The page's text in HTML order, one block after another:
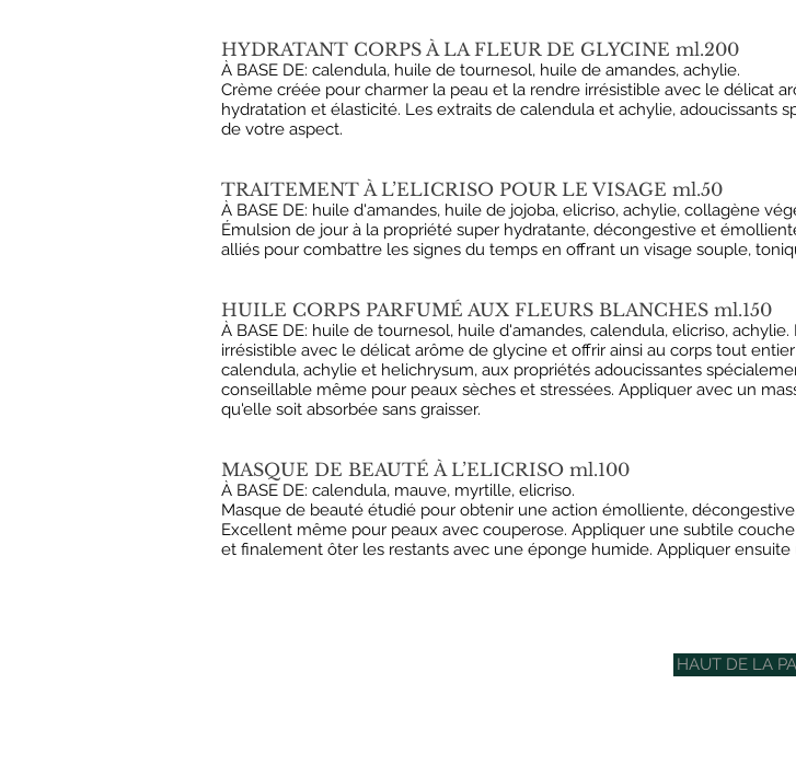
HYDRATANT CORPS À LA FLEUR DE GLYCINE ml.200
À BASE DE: calendula, huile de tournesol, huile de amandes, achylie.
Crème créée pour charmer la peau et la rendre irrésistible avec le délicat
hydratation et élasticité. Les extraits de calendula et achylie, adoucissants
de votre aspect.
TRAITEMENT À L’ELICRISO POUR LE VISAGE ml.50
À BASE DE: huile d'amandes, huile de jojoba, elicriso, achylie, collagène
Émulsion de jour à la propriété super hydratante, décongestive et
alliés pour combattre les signes du temps en offrant un visage souple,
HUILE CORPS PARFUMÉ AUX FLEURS BLANCHES ml.150
À BASE DE: huile de tournesol, huile d'amandes, calendula, elicriso,
irrésistible avec le délicat arôme de glycine et offrir ainsi au corps tout
calendula, achylie et helichrysum, aux propriétés adoucissantes
conseillable même pour peaux sèches et stressées. Appliquer avec un
qu'elle soit absorbée sans graisser.
MASQUE DE BEAUTÉ À L’ELICRISO ml.100
À BASE DE: calendula, mauve, myrtille, elicriso.
Masque de beauté étudié pour obtenir une action émolliente,
Excellent même pour peaux avec couperose. Appliquer une subtile
et finalement ôter les restants avec une éponge humide. Appliquer
HAUT DE LA